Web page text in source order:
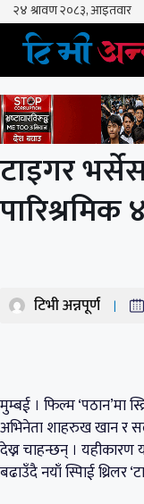
Skip
content
टाइगर
टिभी अन्नपूर्ण
मुम्बई । फिल्म ‘पठान’मा
अभिनेता शाहरुख खान र
देख्न चाहन्छन् । यहीकारण
बढाउँदै नयाँ स्पिाई थ्रिलर